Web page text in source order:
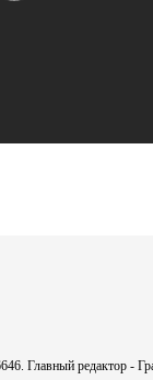
Главный редактор -